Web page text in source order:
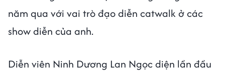
năm qua với vai trò đạo diễn catwalk ở các
show diễn của anh.
Diễn viên Ninh Dương Lan Ngọc diện lần đầu